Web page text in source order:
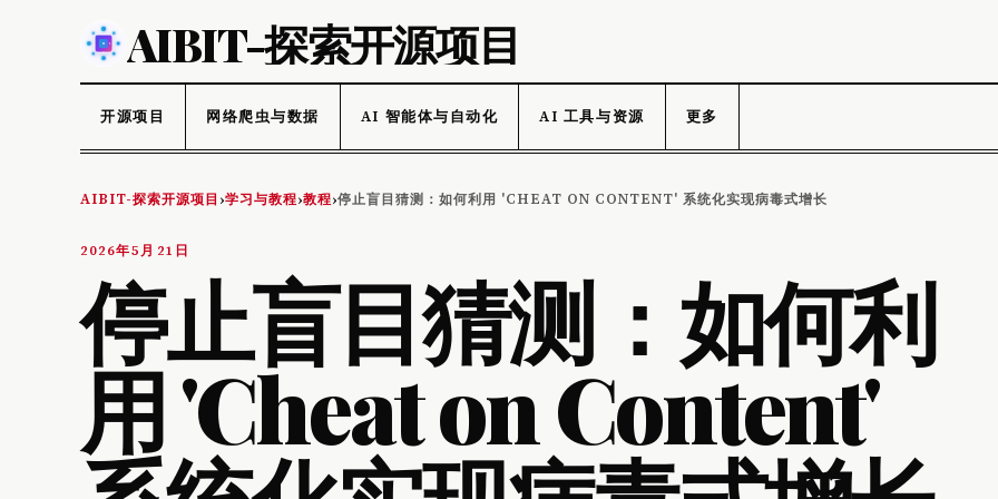
AIBIT-探索开源项目
开源项目 网络爬虫与数据 AI 智能体与自动化 AI 工具与资源 更多
AIBIT-探索开源项目 ›学习与教程›教程›停止盲目猜测：如何利用 'CHEAT ON CONTENT' 系统化实现病毒式增长
2026年5月21日
停止盲目猜测：如何利
用 'Cheat on Content'